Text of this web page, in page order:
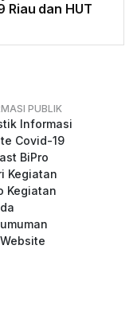
Riau dan HUT
PUBLIK
Informasi
Covid-19
BiPro
Kegiatan
Kegiatan